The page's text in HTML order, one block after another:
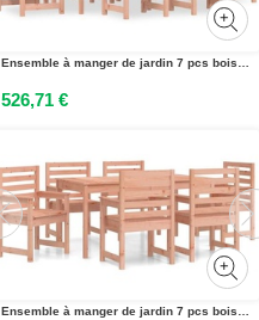
Ensemble à manger de jardin 7 pcs bois massif Douglas
526,71 €
Ensemble à manger de jardin 7 pcs bois massif Douglas